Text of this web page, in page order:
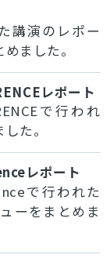
講演のレポー
ました。
レポート
で行われ
た。
レポート
で行われた
ーをまとめま